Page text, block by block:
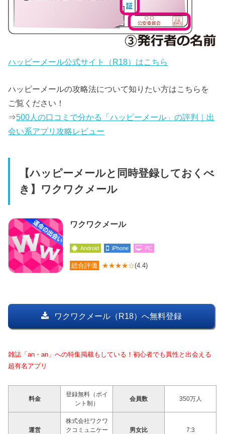
ハッピーメール公式サイト（R18）はこちら
ハッピーメールの攻略法について知りたい方はこちらを
ご覧ください！
⇒500人の口コミで分かる「ハッピーメール」の評判｜出
会い系アプリ攻略レビュー
【ハッピーメールと同時登録しておくべ
き】ワクワクメール
ワクワクメール
Android iPhone PC
総合評価 ★★★★☆(4.4)
ワクワクメール（R18）へ無料登録
雑誌「an・an」への特集掲載もしている！初心者でも異性と出会える
超有名アプリ
料金
登録無料（ポイ
ント制）
会員数 350万人
運営
株式会社ワクワ
クコミュニケー
男女比 7:3